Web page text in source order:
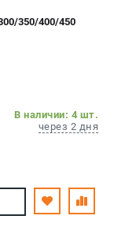
350/400/450
В наличии: 4 шт.
через 2 дня